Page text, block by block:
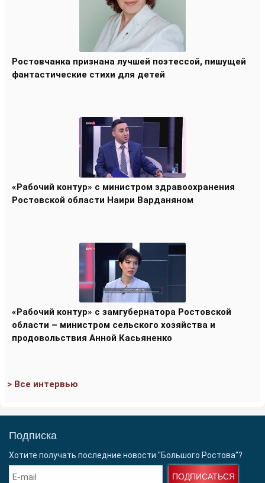
Ростовчанка признана лучшей поэтессой, пишущей
фантастические стихи для детей
«Рабочий контур» с министром здравоохранения
Ростовской области Наири Варданяном
«Рабочий контур» с замгубернатора Ростовской
области – министром сельского хозяйства и
продовольствия Анной Касьяненко
> Все интервью
Подписка
Хотите получать последние новости "Большого Ростова"?
ПОДПИСАТЬСЯ